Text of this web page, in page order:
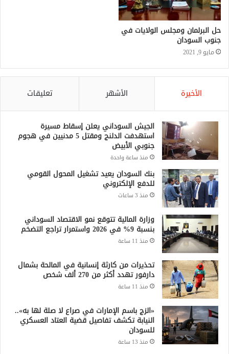
حل البرلمان ومجلس الولايات في
جنوب السودان
مايو 9, 2021
الأخيرة الأشهر تعليقات
الجيش السوداني يعلن إسقاط مسيرة
استهدفت الدلنج ومقتل 5 مدنيين في هجوم
جنوبي الأبيض
منذ ساعة واحدة
بنك السودان يعيد تشغيل المحول القومي
للدفع الإلكتروني
منذ 3 ساعات
وزارة المالية تتوقع نمو الاقتصاد السوداني
بنسبة 9% في 2026 واستمرار تراجع التضخم
منذ 11 ساعة
تحذيرات من كارثة إنسانية في المالحة بشمال
دارفور تهدد أكثر من 270 ألف شخص
منذ 11 ساعة
«الزج باسم الإمارات في صراع لا صلة لها به»..
النيابة تكشف تفاصيل قضية العتاد العسكري
للسودان
منذ 13 ساعة